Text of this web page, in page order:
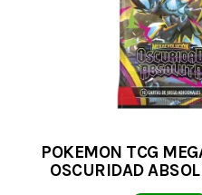
POKEMON TCG
OSCURIDAD
INDIVIDUAL